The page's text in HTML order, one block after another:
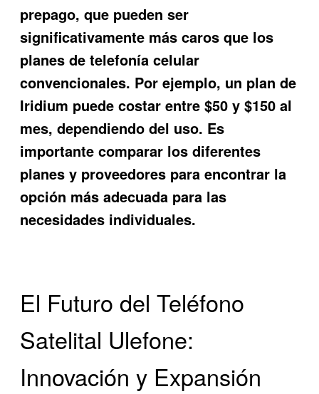
prepago, que pueden ser
significativamente más caros que los
planes de telefonía celular
convencionales. Por ejemplo, un plan de
Iridium puede costar entre $50 y $150 al
mes, dependiendo del uso. Es
importante comparar los diferentes
planes y proveedores para encontrar la
opción más adecuada para las
necesidades individuales.
El Futuro del Teléfono
Satelital Ulefone:
Innovación y Expansión